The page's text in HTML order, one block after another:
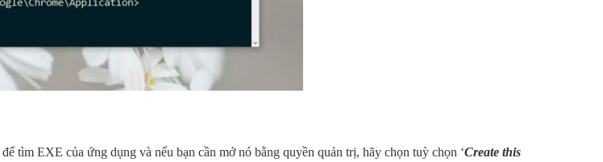
để tìm EXE của ứng dụng và nếu bạn cần mở nó bằng quyền quản trị, hãy chọn tuỳ chọn ‘Create this